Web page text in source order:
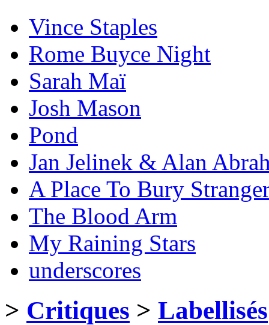
Vince Staples
Rome Buyce Night
Sarah Maï
Josh Mason
Pond
Jan Jelinek & Alan
A Place To Bury
The Blood Arm
My Raining Stars
underscores
> Critiques > Labellisés